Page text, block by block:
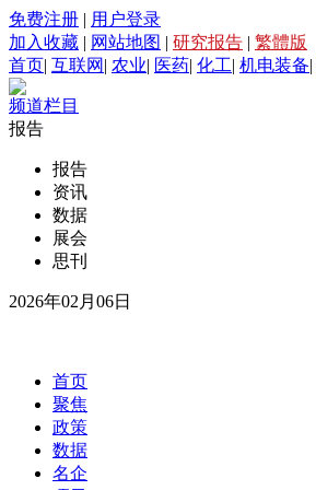
免费注册 | 用户登录
加入收藏 | 网站地图 | 研究报告 | 繁體版
首页| 互联网 | 农业| 医药| 化工| 机电装备|
频道栏目
报告
报告
资讯
数据
展会
思刊
2026年02月06日
首页
聚焦
政策
数据
名企